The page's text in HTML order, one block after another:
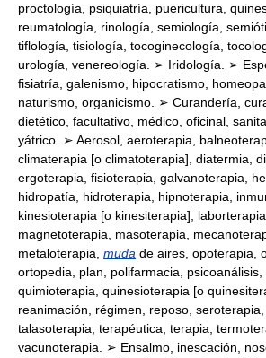
proctología, psiquiatría, puericultura,
reumatología, rinología, semiología,
tiflología, tisiología, tocoginecología,
urología, venereología. ➢ Iridología. ➢
fisiatría, galenismo, hipocratismo,
naturismo, organicismo. ➢ Curandería,
dietético, facultativo, médico, oficinal,
yátrico. ➢ Aerosol, aeroterapia,
climaterapia [o climatoterapia], diatermia,
ergoterapia, fisioterapia, galvanoterapia,
hidropatía, hidroterapia, hipnoterapia,
kinesioterapia [o kinesiterapia],
magnetoterapia, masoterapia,
metaloterapia, muda de aires, opoterapia,
ortopedia, plan, polifarmacia, psicoanálisis,
quimioterapia, quinesioterapia [o
reanimación, régimen, reposo, seroterapia,
talasoterapia, terapéutica, terapia,
vacunoterapia. ➢ Ensalmo, inescación,